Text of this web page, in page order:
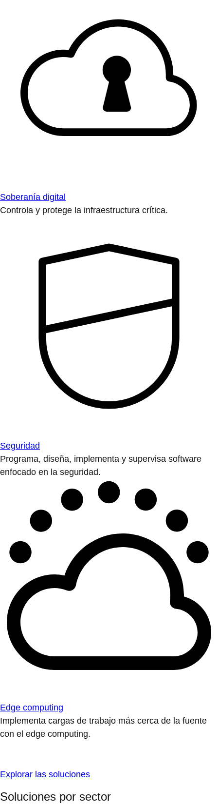
Soberanía digital
Controla y protege la infraestructura crítica.
Seguridad
Programa, diseña, implementa y supervisa software
enfocado en la seguridad.
Edge computing
Implementa cargas de trabajo más cerca de la fuente
con el edge computing.
Explorar las soluciones
Soluciones por sector